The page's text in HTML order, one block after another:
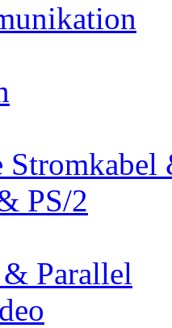
Stromkabel
PS/2
Parallel